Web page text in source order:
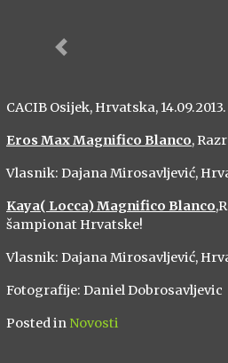
Previous
CACIB Osijek, Hrvatska, 14.09.2013.
Eros Max Magnifico Blanco,
Vlasnik: Dajana Mirosavljević,
Kaya( Locca) Magnifico Blanco
šampionat Hrvatske!
Vlasnik: Dajana Mirosavljević,
Fotografije: Daniel Dobrosavljevic
Posted in Novosti